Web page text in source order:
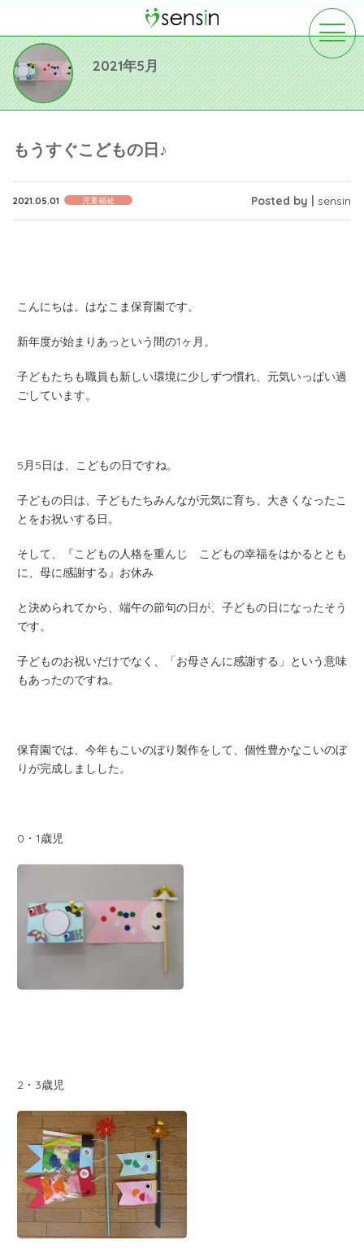
toggle
2021年5月
もうすぐこどもの日♪
2021.05.01 児童福祉 Posted by | sensin
こんにちは。はなこま保育園です。
新年度が始まりあっという間の1ヶ月。
子どもたちも職員も新しい環境に少しずつ慣れ、元気いっぱい過
ごしています。
5月5日は、こどもの日ですね。
子どもの日は、子どもたちみんなが元気に育ち、大きくなったこ
とをお祝いする日。
そして、『こどもの人格を重んじ こどもの幸福をはかるととも
に、母に感謝する』お休み
と決められてから、端午の節句の日が、子どもの日になったそう
です。
子どものお祝いだけでなく、「お母さんに感謝する」という意味
もあったのですね。
保育園では、今年もこいのぼり製作をして、個性豊かなこいのぼ
りが完成しましした。
0・1歳児
2・3歳児